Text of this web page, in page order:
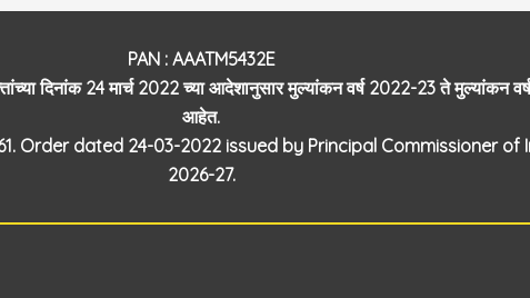
PAN : AAATM5432E
दिनांक 24 मार्च 2022 च्या आदेशानुसार मुल्यांकन वर्ष 2022-23 ते मुल्यांकन
आहेत.
Order dated 24-03-2022 issued by Principal Commissioner of
2026-27.